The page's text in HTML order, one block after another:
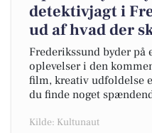
detektivjagt i
ud af hvad der
Frederikssund byder
oplevelser i den
film, kreativ udfoldelse
du finde noget
Kilde: Kultunaut